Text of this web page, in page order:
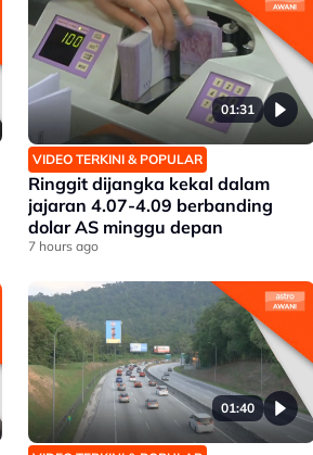
01:31
VIDEO TERKINI & POPULAR
Ringgit dijangka kekal dalam
jajaran 4.07-4.09 berbanding
dolar AS minggu depan
7 hours ago
01:40